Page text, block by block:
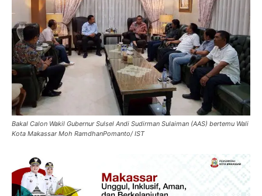
Bakal Calon Wakil Gubernur Sulsel Andi Sudirman Sulaiman (AAS) bertemu Wali
Kota Makassar Moh RamdhanPomanto/ IST